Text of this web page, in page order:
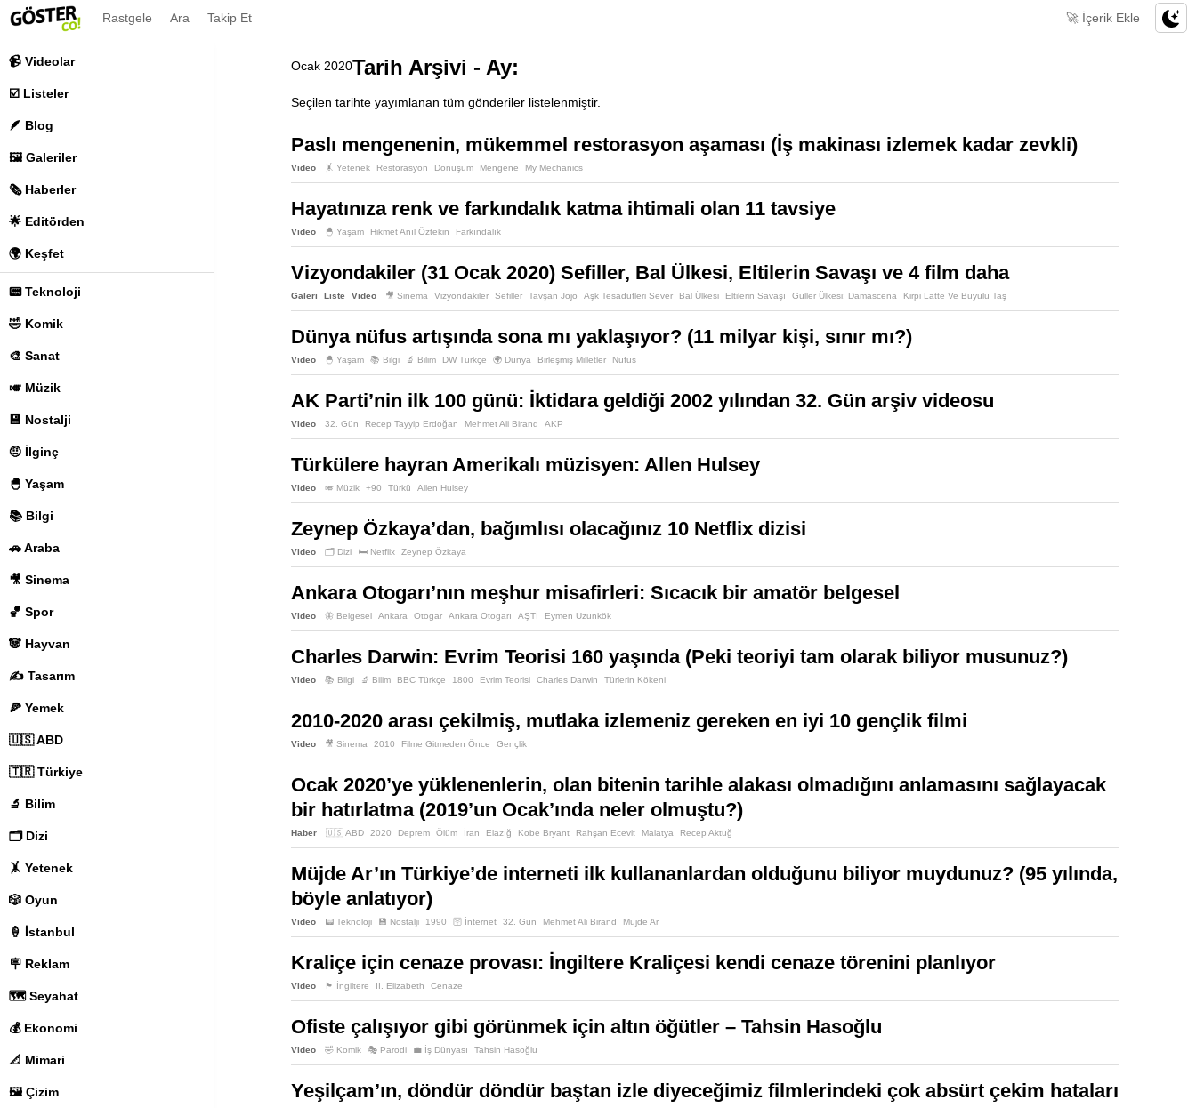
📹 Videolar
☑️ Listeler
🪶 Blog
🖼️ Galeriler
🗞️ Haberler
🌟 Editörden
🌍 Keşfet
📟 Teknoloji
🤣 Komik
🎨 Sanat
🎺 Müzik
💾 Nostalji
🤨 İlginç
🐣 Yaşam
📚 Bilgi
🚗 Araba
🎥 Sinema
🏀 Spor
🐼 Hayvan
✍️ Tasarım
🍕 Yemek
🇺🇸 ABD
🇹🇷 Türkiye
🔬 Bilim
🗂️ Dizi
🤸 Yetenek
🎲 Oyun
🍦 İstanbul
🪧 Reklam
🗺️ Seyahat
💰 Ekonomi
📐 Mimari
🖼️ Çizim
Rastgele Ara Takip Et 🚀 İçerik Ekle
Tarih Arşivi - Ay:
Ocak 2020
Seçilen tarihte yayımlanan tüm gönderiler listelenmiştir.
Paslı mengenenin, mükemmel restorasyon aşaması (İş makinası izlemek kadar zevkli)
Video 🤸 Yetenek Restorasyon Dönüşüm Mengene My Mechanics
Hayatınıza renk ve farkındalık katma ihtimali olan 11 tavsiye
Video 🐣 Yaşam Hikmet Anıl Öztekin Farkındalık
Vizyondakiler (31 Ocak 2020) Sefiller, Bal Ülkesi, Eltilerin Savaşı ve 4 film daha
Galeri Liste Video 🎥 Sinema Vizyondakiler Sefiller Tavşan Jojo Aşk Tesadüfleri Sever Bal Ülkesi Eltilerin Savaşı Güller Ülkesi: Damascena Kirpi Latte Ve Büyülü Taş
Dünya nüfus artışında sona mı yaklaşıyor? (11 milyar kişi, sınır mı?)
Video 🐣 Yaşam 📚 Bilgi 🔬 Bilim DW Türkçe 🌍 Dünya Birleşmiş Milletler Nüfus
AK Parti’nin ilk 100 günü: İktidara geldiği 2002 yılından 32. Gün arşiv videosu
Video 32. Gün Recep Tayyip Erdoğan Mehmet Ali Birand AKP
Türkülere hayran Amerikalı müzisyen: Allen Hulsey
Video 🎺 Müzik +90 Türkü Allen Hulsey
Zeynep Özkaya’dan, bağımlısı olacağınız 10 Netflix dizisi
Video 🗂️ Dizi 🛏️ Netflix Zeynep Özkaya
Ankara Otogarı’nın meşhur misafirleri: Sıcacık bir amatör belgesel
Video 🦋 Belgesel Ankara Otogar Ankara Otogarı AŞTİ Eymen Uzunkök
Charles Darwin: Evrim Teorisi 160 yaşında (Peki teoriyi tam olarak biliyor musunuz?)
Video 📚 Bilgi 🔬 Bilim BBC Türkçe 1800 Evrim Teorisi Charles Darwin Türlerin Kökeni
2010-2020 arası çekilmiş, mutlaka izlemeniz gereken en iyi 10 gençlik filmi
Video 🎥 Sinema 2010 Filme Gitmeden Önce Gençlik
Ocak 2020’ye yüklenenlerin, olan bitenin tarihle alakası olmadığını anlamasını sağlayacak
bir hatırlatma (2019’un Ocak’ında neler olmuştu?)
Haber 🇺🇸 ABD 2020 Deprem Ölüm İran Elazığ Kobe Bryant Rahşan Ecevit Malatya Recep Aktuğ
Müjde Ar’ın Türkiye’de interneti ilk kullananlardan olduğunu biliyor muydunuz? (95 yılında,
böyle anlatıyor)
Video 📟 Teknoloji 💾 Nostalji 1990 🛜 İnternet 32. Gün Mehmet Ali Birand Müjde Ar
Kraliçe için cenaze provası: İngiltere Kraliçesi kendi cenaze törenini planlıyor
Video 🏴󠁧󠁢󠁥󠁮󠁧󠁿 İngiltere II. Elizabeth Cenaze
Ofiste çalışıyor gibi görünmek için altın öğütler – Tahsin Hasoğlu
Video 🤣 Komik 🎭 Parodi 💼 İş Dünyası Tahsin Hasoğlu
Yeşilçam’ın, döndür döndür baştan izle diyeceğimiz filmlerindeki çok absürt çekim hataları